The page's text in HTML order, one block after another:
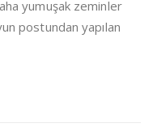
yumuşak zeminler
postundan yapılan